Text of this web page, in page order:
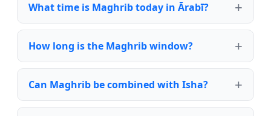
What time is Maghrib today in Ārabī?
How long is the Maghrib window?
Can Maghrib be combined with Isha?